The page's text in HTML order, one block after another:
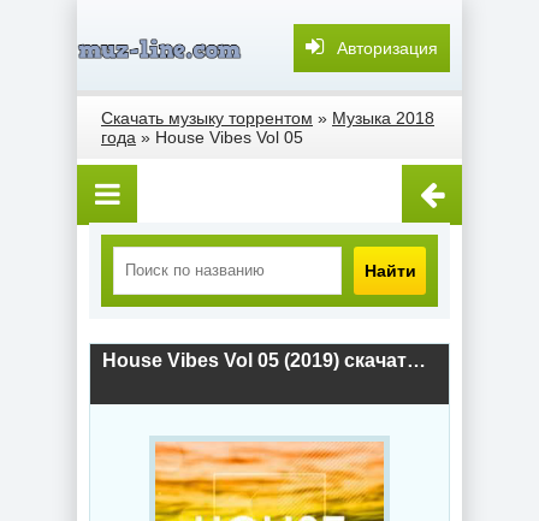
Авторизация
Скачать музыку торрентом » Музыка 2018
года » House Vibes Vol 05
Найти
House Vibes Vol 05 (2019) скачать торрент